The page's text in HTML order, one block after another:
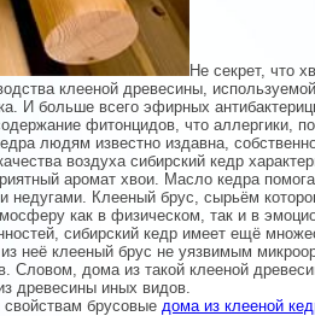
Не секрет, что
клееной древесины,
И больше всего эфирных
фитонцидов, что аллергики,
людям известно издавна,
воздуха сибирский кедр
аромат хвои. Масло кедра
недугами. Клееный брус, сырьём
как в физическом, так и в
сибирский кедр имеет ещё
неё клееный брус не уязвимым
дома из такой клееной
древесины иных видов.
брусовые дома из клееной